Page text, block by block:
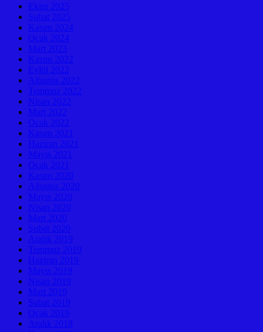
Ekim 2025
Şubat 2025
Kasım 2024
Ocak 2024
Mart 2023
Kasım 2022
Eylül 2022
Ağustos 2022
Temmuz 2022
Nisan 2022
Mart 2022
Ocak 2022
Kasım 2021
Haziran 2021
Mayıs 2021
Ocak 2021
Kasım 2020
Ağustos 2020
Mayıs 2020
Nisan 2020
Mart 2020
Şubat 2020
Aralık 2019
Temmuz 2019
Haziran 2019
Mayıs 2019
Nisan 2019
Mart 2019
Şubat 2019
Ocak 2019
Aralık 2018